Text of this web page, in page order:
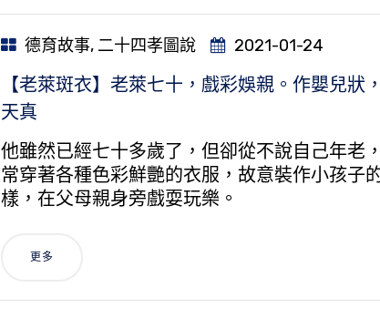
德育故事, 二十四孝圖說 2021-01-24
【老萊斑衣】老萊七十，戲彩娛親。作嬰兒狀
天真
他雖然已經七十多歲了，但卻從不說自己年老
常穿著各種色彩鮮艷的衣服，故意裝作小孩子
樣，在父母親身旁戲耍玩樂。
更多